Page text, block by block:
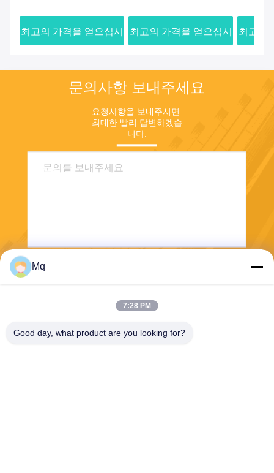
최고의 가격을 얻으십시 최고의 가격을 얻으십시 최고의
문의사항 보내주세요
요청사항을 보내주시면
최대한 빨리 답변하겠습
니다.
Mq
7:28 PM
Good day, what product are you looking for?